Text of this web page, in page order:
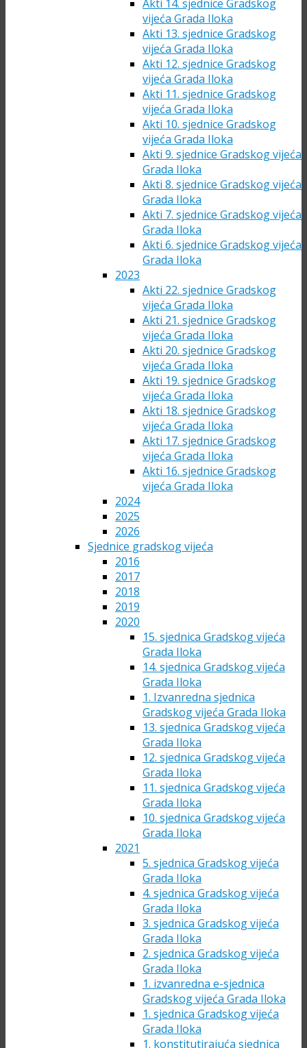
Akti 14. sjednice Gradskog
vijeća Grada Iloka
Akti 13. sjednice Gradskog
vijeća Grada Iloka
Akti 12. sjednice Gradskog
vijeća Grada Iloka
Akti 11. sjednice Gradskog
vijeća Grada Iloka
Akti 10. sjednice Gradskog
vijeća Grada Iloka
Akti 9. sjednice Gradskog vijeća
Grada Iloka
Akti 8. sjednice Gradskog vijeća
Grada Iloka
Akti 7. sjednice Gradskog vijeća
Grada Iloka
Akti 6. sjednice Gradskog vijeća
Grada Iloka
2023
Akti 22. sjednice Gradskog
vijeća Grada Iloka
Akti 21. sjednice Gradskog
vijeća Grada Iloka
Akti 20. sjednice Gradskog
vijeća Grada Iloka
Akti 19. sjednice Gradskog
vijeća Grada Iloka
Akti 18. sjednice Gradskog
vijeća Grada Iloka
Akti 17. sjednice Gradskog
vijeća Grada Iloka
Akti 16. sjednice Gradskog
vijeća Grada Iloka
2024
2025
2026
Sjednice gradskog vijeća
2016
2017
2018
2019
2020
15. sjednica Gradskog vijeća
Grada Iloka
14. sjednica Gradskog vijeća
Grada Iloka
1. Izvanredna sjednica
Gradskog vijeća Grada Iloka
13. sjednica Gradskog vijeća
Grada Iloka
12. sjednica Gradskog vijeća
Grada Iloka
11. sjednica Gradskog vijeća
Grada Iloka
10. sjednica Gradskog vijeća
Grada Iloka
2021
5. sjednica Gradskog vijeća
Grada Iloka
4. sjednica Gradskog vijeća
Grada Iloka
3. sjednica Gradskog vijeća
Grada Iloka
2. sjednica Gradskog vijeća
Grada Iloka
1. izvanredna e-sjednica
Gradskog vijeća Grada Iloka
1. sjednica Gradskog vijeća
Grada Iloka
1. konstitutirajuća sjednica